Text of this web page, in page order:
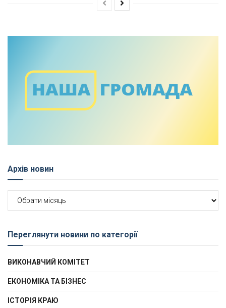
Архів новин
новин
Переглянути новини по категорії
ВИКОНАВЧИЙ КОМІТЕТ
ЕКОНОМІКА ТА БІЗНЕС
ІСТОРІЯ КРАЮ